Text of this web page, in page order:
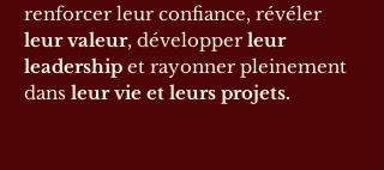
renforcer leur confiance, révéler
leur valeur, développer leur
leadership et rayonner pleinement
dans leur vie et leurs projets.